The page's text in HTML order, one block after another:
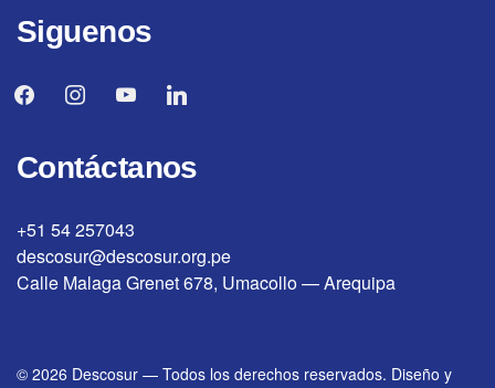
Siguenos
facebookinstagramyoutubelinkedin
Contáctanos
+51 54 257043
descosur@descosur.org.pe
Calle Malaga Grenet 678, Umacollo — Arequipa
© 2026 Descosur — Todos los derechos reservados. Diseño y